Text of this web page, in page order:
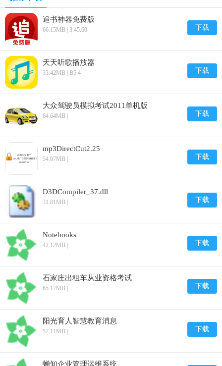
追书神器免费版
66.15MB | 3.45.60 下载
天天听歌播放器
33.42MB | B5.4 下载
大众驾驶员模拟考试2011单机版
64.64MB | 下载
mp3DirectCut2.25
54.07MB | 下载
D3DCompiler_37.dll
31.81MB | 下载
Notebooks
42.12MB | 下载
石家庄出租车从业资格考试
65.17MB | 下载
阳光育人智慧教育消息
57.11MB | 下载
蝉知企业管理运维系统